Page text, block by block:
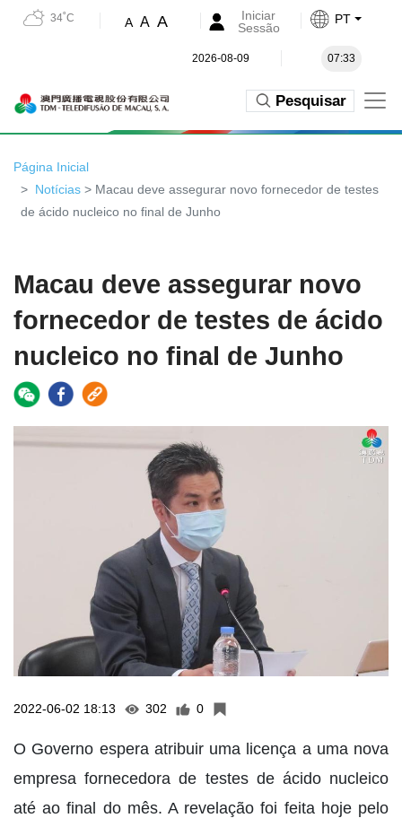
34˚C A A A
Iniciar
Sessão
PT
2026-08-09 07:33
Pesquisar
Página Inicial
Notícias > Macau deve assegurar novo fornecedor de testes
de ácido nucleico no final de Junho
Macau deve assegurar novo
fornecedor de testes de ácido
nucleico no final de Junho
2022-06-02 18:13 302 0
O Governo espera atribuir uma licença a uma nova
empresa fornecedora de testes de ácido nucleico
até ao final do mês. A revelação foi feita hoje pelo